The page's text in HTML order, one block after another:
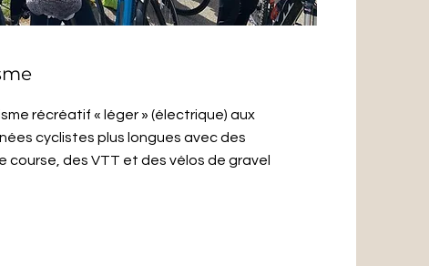
récréatif « léger » (électrique) aux
cyclistes plus longues avec des
course, des VTT et des vélos de gravel